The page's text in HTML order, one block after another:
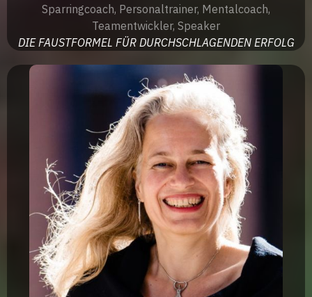
Sparringcoach, Personaltrainer, Mentalcoach,
Teamentwickler, Speaker
DIE FAUSTFORMEL FÜR DURCHSCHLAGENDEN ERFOLG